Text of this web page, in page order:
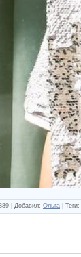
Добавил: Ольга Теги: